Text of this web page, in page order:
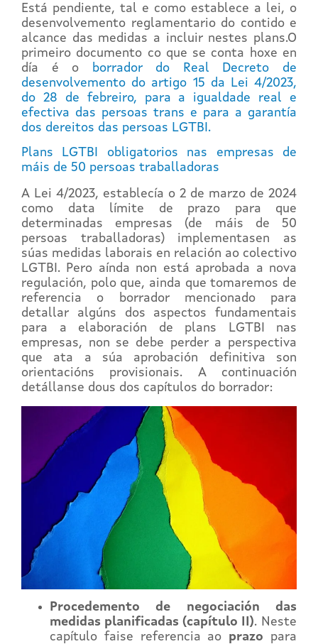
Está pendiente, tal e como establece a lei, o
desenvolvemento reglamentario do contido e
alcance das medidas a incluir nestes plans.O
primeiro documento co que se conta hoxe en
día é o
borrador do Real Decreto de
desenvolvemento do artigo 15 da Lei 4/2023,
do 28 de febreiro, para a igualdade real e
efectiva das persoas trans e para a garantía
dos dereitos das persoas LGTBI.
Plans LGTBI obligatorios nas empresas de
máis de 50 persoas traballadoras
A Lei 4/2023, establecía o 2 de marzo de 2024
como data límite de prazo para que
determinadas empresas (de máis de 50
persoas traballadoras) implementasen as
súas medidas laborais en relación ao colectivo
LGTBI. Pero aínda non está aprobada a nova
regulación, polo que, ainda que tomaremos de
referencia o borrador mencionado para
detallar algúns dos aspectos fundamentais
para a elaboración de plans LGTBI nas
empresas, non se debe perder a perspectiva
que ata a súa aprobación definitiva son
orientacións provisionais. A continuación
detállanse dous dos capítulos do borrador:
Procedemento de negociación das
medidas planificadas (capítulo II). Neste
capítulo faise referencia ao prazo para